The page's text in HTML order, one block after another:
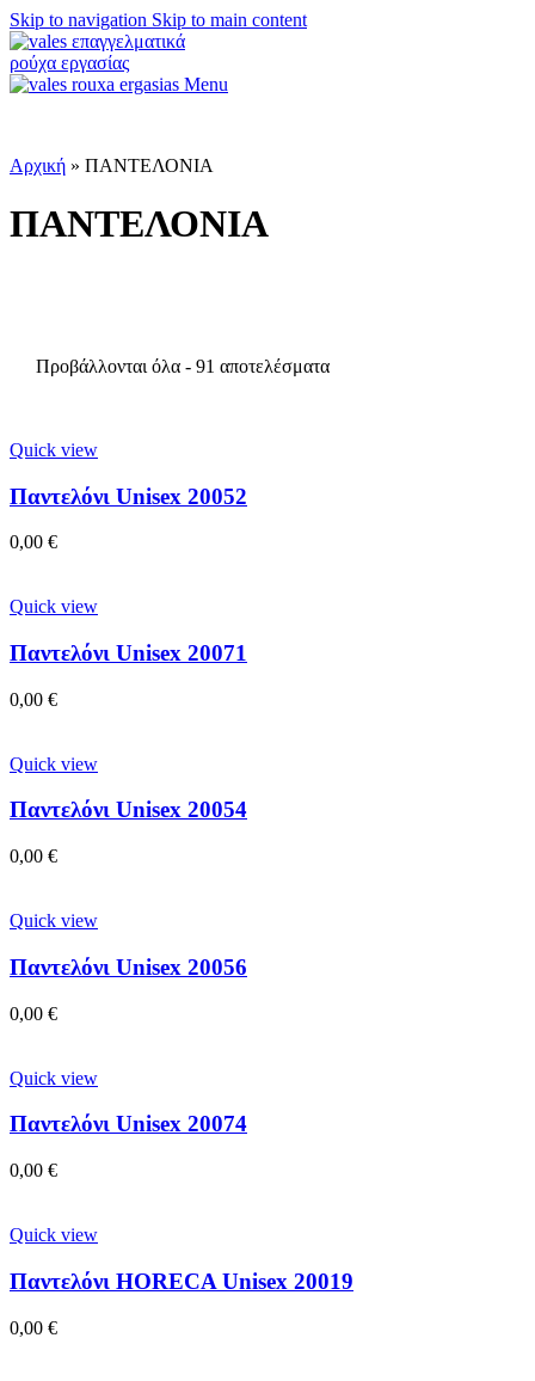
Skip to navigation Skip to main content
Menu
Αρχική » ΠΑΝΤΕΛΟΝΙΑ
ΠΑΝΤΕΛΟΝΙΑ
Προβάλλονται όλα - 91 αποτελέσματα
Quick view
Παντελόνι Unisex 20052
0,00 €
Quick view
Παντελόνι Unisex 20071
0,00 €
Quick view
Παντελόνι Unisex 20054
0,00 €
Quick view
Παντελόνι Unisex 20056
0,00 €
Quick view
Παντελόνι Unisex 20074
0,00 €
Quick view
Παντελόνι HORECA Unisex 20019
0,00 €